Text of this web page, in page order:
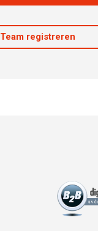
Team registreren